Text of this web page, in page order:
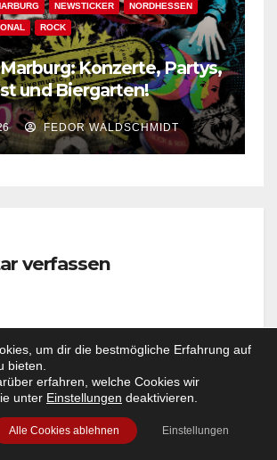
NEWSTICKER NORDHESSEN
ROCK
Konzerte, Partys,
und Biergarten!
FEDOR WALDSCHMIDT
verfassen
um dir die bestmögliche Erfahrung auf
bieten.
erfahren, welche Cookies wir
unter Einstellungen deaktivieren.
Alle Cookies ablehnen Einstellungen